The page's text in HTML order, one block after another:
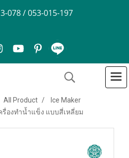
078 / 053-015-197
All Product
Ice Maker
ครื่องทำน้ำแข็ง แบบสี่เหลี่ยม